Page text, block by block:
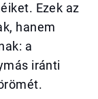
Ezek az
hanem
a
iránti